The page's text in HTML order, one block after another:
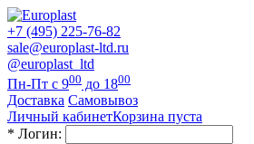
+7 (495) 225-76-82
sale@europlast-ltd.ru
@europlast_ltd
Пн-Пт с 900 до 1800
Доставка Самовывоз
Личный кабинетКорзина пуста
* Логин: